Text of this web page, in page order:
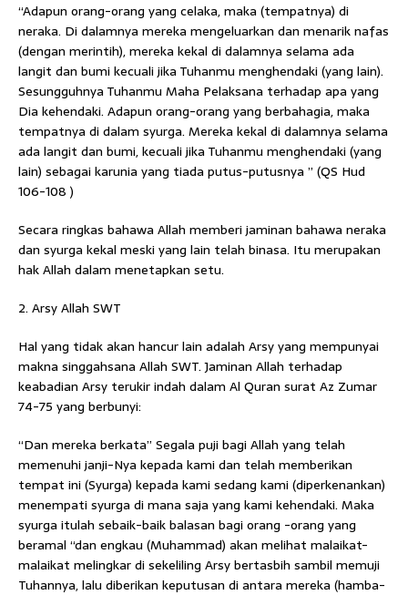
“Adapun orang-orang yang celaka, maka (tempatnya) di
neraka. Di dalamnya mereka mengeluarkan dan menarik nafas
(dengan merintih), mereka kekal di dalamnya selama ada
langit dan bumi kecuali jika Tuhanmu menghendaki (yang lain).
Sesungguhnya Tuhanmu Maha Pelaksana terhadap apa yang
Dia kehendaki. Adapun orang-orang yang berbahagia, maka
tempatnya di dalam syurga. Mereka kekal di dalamnya selama
ada langit dan bumi, kecuali jika Tuhanmu menghendaki (yang
lain) sebagai karunia yang tiada putus-putusnya ” (QS Hud
106-108 )
Secara ringkas bahawa Allah memberi jaminan bahawa neraka
dan syurga kekal meski yang lain telah binasa. Itu merupakan
hak Allah dalam menetapkan setu.
2. Arsy Allah SWT
Hal yang tidak akan hancur lain adalah Arsy yang mempunyai
makna singgahsana Allah SWT. Jaminan Allah terhadap
keabadian Arsy terukir indah dalam Al Quran surat Az Zumar
74-75 yang berbunyi:
“Dan mereka berkata” Segala puji bagi Allah yang telah
memenuhi janji-Nya kepada kami dan telah memberikan
tempat ini (Syurga) kepada kami sedang kami (diperkenankan)
menempati syurga di mana saja yang kami kehendaki. Maka
syurga itulah sebaik-baik balasan bagi orang -orang yang
beramal “dan engkau (Muhammad) akan melihat malaikat-
malaikat melingkar di sekeliling Arsy bertasbih sambil memuji
Tuhannya, lalu diberikan keputusan di antara mereka (hamba-